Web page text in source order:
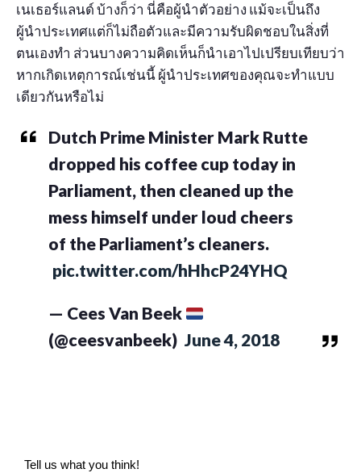
เนเธอร์แลนด์ บ้างก็ว่า นี่คือผู้นำตัวอย่าง แม้จะเป็นถึง
ผู้นำประเทศแต่ก็ไม่ถือตัวและมีความรับผิดชอบในสิ่งที่
ตนเองทำ ส่วนบางความคิดเห็นก็นำเอาไปเปรียบเทียบว่า
หากเกิดเหตุการณ์เช่นนี้ ผู้นำประเทศของคุณจะทำแบบ
เดียวกันหรือไม่
Dutch Prime Minister Mark Rutte
dropped his coffee cup today in
Parliament, then cleaned up the
mess himself under loud cheers
of the Parliament’s cleaners.
pic.twitter.com/hHhcP24YHQ
— Cees Van Beek
(@ceesvanbeek) June 4, 2018
Tell us what you think!